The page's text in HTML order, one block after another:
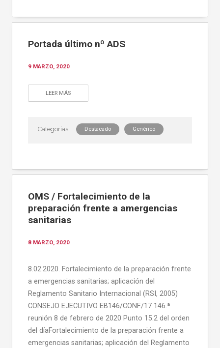
Portada último nº ADS
9 MARZO, 2020
LEER MÁS
Destacado Genérico
OMS / Fortalecimiento de la
preparación frente a amergencias
sanitarias
8 MARZO, 2020
8.02.2020. Fortalecimiento de la preparación frente
a emergencias sanitarias; aplicación del
Reglamento Sanitario Internacional (RSI, 2005)
CONSEJO EJECUTIVO EB146/CONF./17 146.ª
reunión 8 de febrero de 2020 Punto 15.2 del orden
del díaFortalecimiento de la preparación frente a
emergencias sanitarias; aplicación del Reglamento